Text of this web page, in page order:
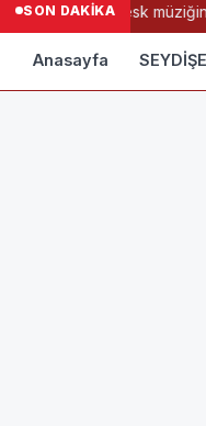
SON DAKİKAArabesk
Anasayfa